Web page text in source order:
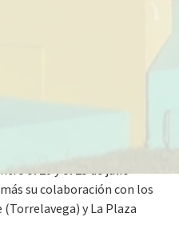
citas musicales de la
el 20 y el 25 de julio
su colaboración con los
y La Plaza